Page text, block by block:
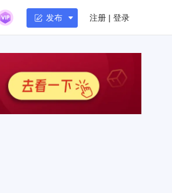
发布 注册 | 登录